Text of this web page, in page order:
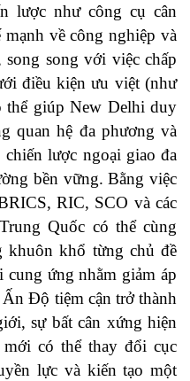
lược như công cụ cân
về công nghiệp và
song song với việc chấp
điều kiện ưu việt (như
thể giúp New Delhi duy
quan hệ đa phương và
lược ngoại giao đa
bền vững. Bằng việc
RIC, SCO và các
Quốc có thể cùng
khuôn khổ từng chủ đề
ứng nhằm giảm áp
Độ tiệm cận trở thành
sự bất cân xứng hiện
có thể thay đổi cục
lực và kiến tạo một